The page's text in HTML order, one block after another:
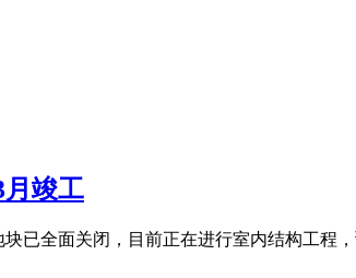
竣工
已全面关闭，目前正在进行室内结构工程